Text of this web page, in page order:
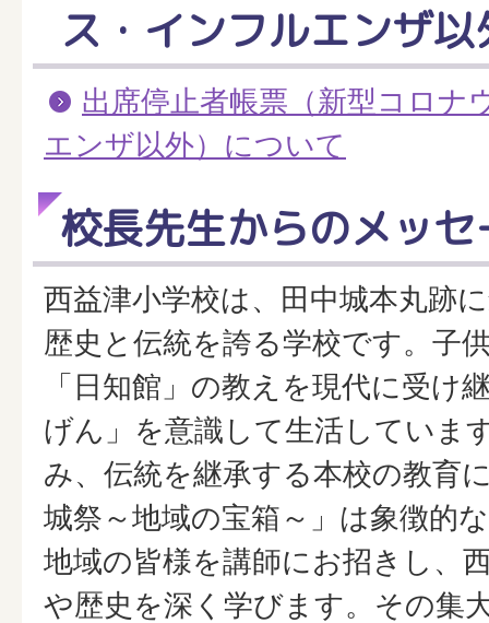
ス・インフルエンザ以
出席停止者帳票（新型コロナ
エンザ以外）について
校長先生からのメッセ
西益津小学校は、田中城本丸跡
歴史と伝統を誇る学校です。子
「日知館」の教えを現代に受け
げん」を意識して生活していま
み、伝統を継承する本校の教育
城祭～地域の宝箱～」は象徴的
地域の皆様を講師にお招きし、
や歴史を深く学びます。その集